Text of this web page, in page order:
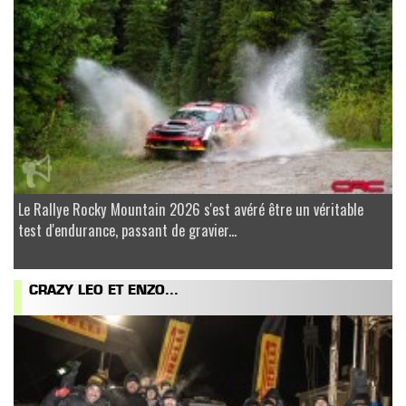
Le Rallye Rocky Mountain 2026 s'est avéré être un véritable
test d'endurance, passant de gravier...
CRAZY LEO ET ENZO...